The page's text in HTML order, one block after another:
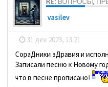
vasilev
- 31 дек 2023, 13:21
СораДники зДравия и
Записали песню к Новому
что в песне прописано!